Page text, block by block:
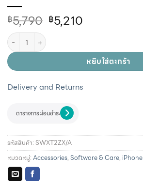
฿5,790 ฿5,210
หยิบใส่ตะกร้า
Delivery and Returns
ตารางการผ่อนชำระ
รหัสสินค้า:SWXT2ZX/A
หมวดหมู่:Accessories,Software & Care, iPhone